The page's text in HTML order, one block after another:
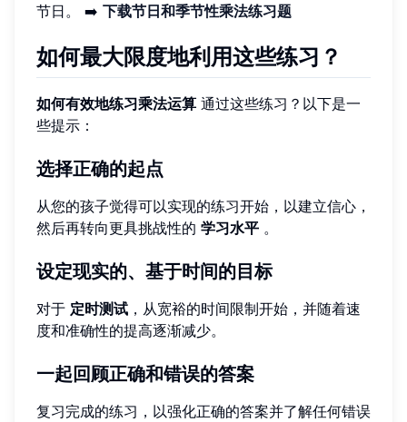
节日。 ➡️ 下载节日和季节性乘法练习题
如何最大限度地利用这些练习？
如何有效地练习乘法运算 通过这些练习？以下是一
些提示：
选择正确的起点
从您的孩子觉得可以实现的练习开始，以建立信心，
然后再转向更具挑战性的 学习水平 。
设定现实的、基于时间的目标
对于 定时测试 ，从宽裕的时间限制开始，并随着速
度和准确性的提高逐渐减少。
一起回顾正确和错误的答案
复习完成的练习，以强化正确的答案并了解任何错误